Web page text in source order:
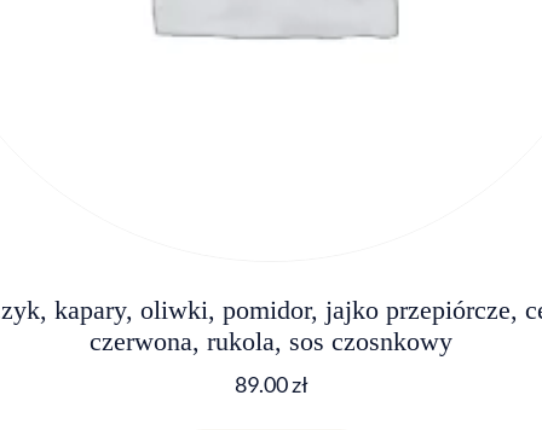
kapary, oliwki, pomidor, jajko przepiórcze,
czerwona, rukola, sos czosnkowy
89.00zł